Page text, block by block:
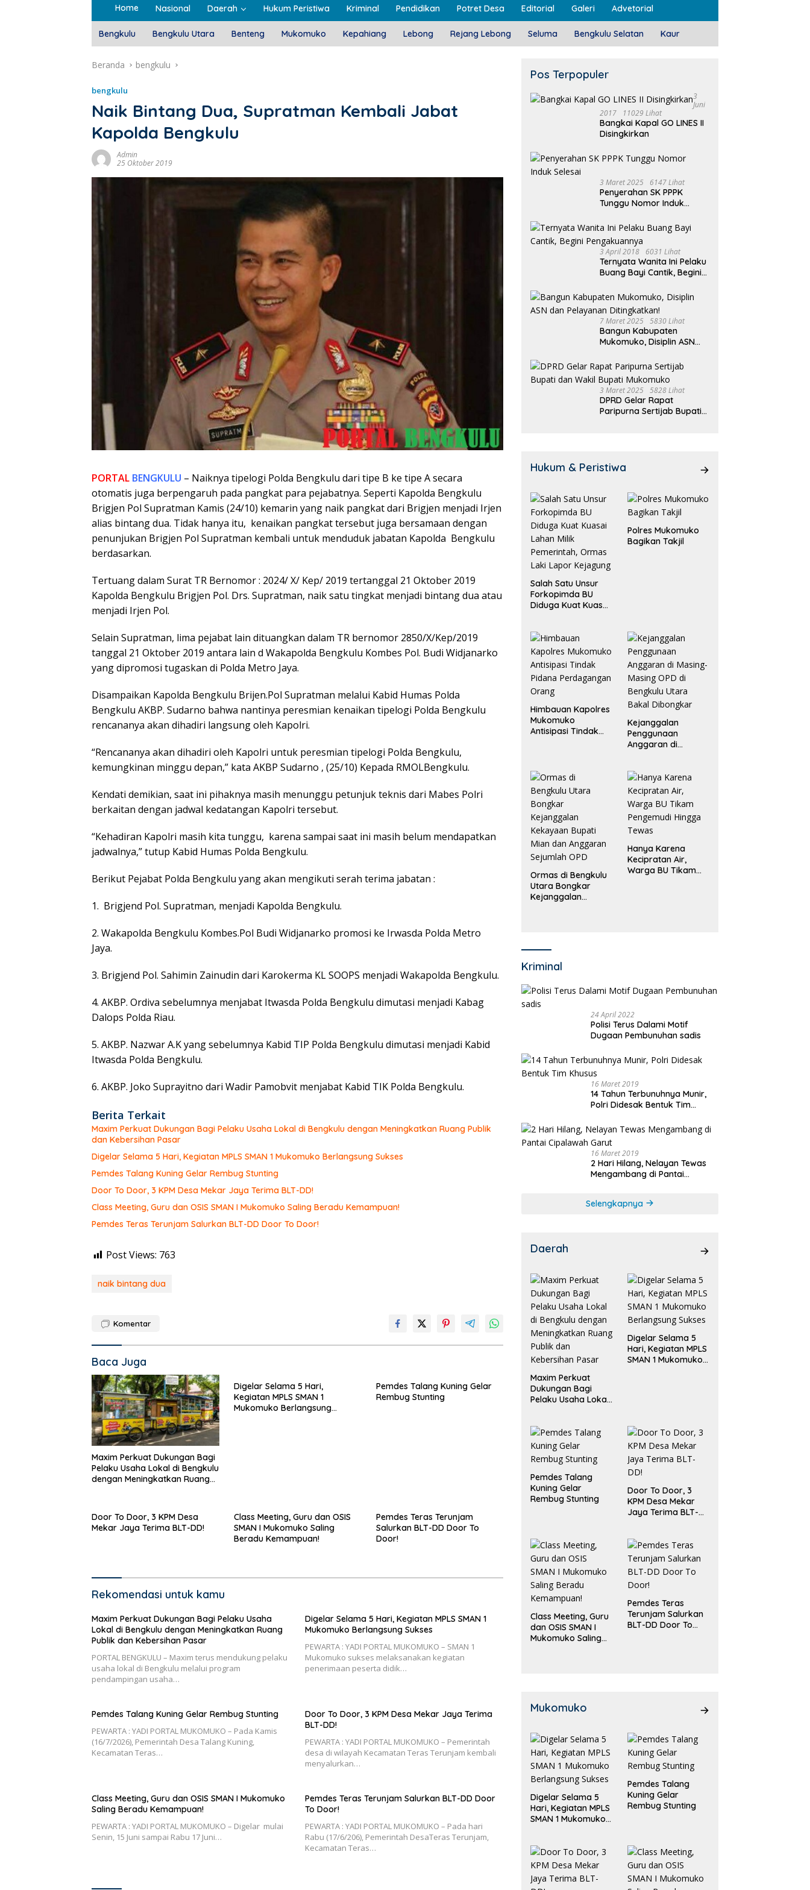
Home Nasional Daerah Hukum Peristiwa Kriminal Pendidikan Potret Desa Editorial Galeri Advetorial
Bengkulu Bengkulu Utara Benteng Mukomuko Kepahiang Lebong Rejang Lebong Seluma Bengkulu Selatan Kaur
Beranda bengkulu
bengkulu
Naik Bintang Dua, Supratman Kembali Jabat
Kapolda Bengkulu
Admin
25 Oktober 2019
PORTAL BENGKULU – Naiknya tipelogi Polda Bengkulu dari tipe B ke tipe A secara
otomatis juga berpengaruh pada pangkat para pejabatnya. Seperti Kapolda Bengkulu
Brigjen Pol Supratman Kamis (24/10) kemarin yang naik pangkat dari Brigjen menjadi Irjen
alias bintang dua. Tidak hanya itu, kenaikan pangkat tersebut juga bersamaan dengan
penunjukan Brigjen Pol Supratman kembali untuk menduduk jabatan Kapolda Bengkulu
berdasarkan.
Tertuang dalam Surat TR Bernomor : 2024/ X/ Kep/ 2019 tertanggal 21 Oktober 2019
Kapolda Bengkulu Brigjen Pol. Drs. Supratman, naik satu tingkat menjadi bintang dua atau
menjadi Irjen Pol.
Selain Supratman, lima pejabat lain dituangkan dalam TR bernomor 2850/X/Kep/2019
tanggal 21 Oktober 2019 antara lain d Wakapolda Bengkulu Kombes Pol. Budi Widjanarko
yang dipromosi tugaskan di Polda Metro Jaya.
Disampaikan Kapolda Bengkulu Brijen.Pol Supratman melalui Kabid Humas Polda
Bengkulu AKBP. Sudarno bahwa nantinya peresmian kenaikan tipelogi Polda Bengkulu
rencananya akan dihadiri langsung oleh Kapolri.
“Rencananya akan dihadiri oleh Kapolri untuk peresmian tipelogi Polda Bengkulu,
kemungkinan minggu depan,” kata AKBP Sudarno , (25/10) Kepada RMOLBengkulu.
Kendati demikian, saat ini pihaknya masih menunggu petunjuk teknis dari Mabes Polri
berkaitan dengan jadwal kedatangan Kapolri tersebut.
“Kehadiran Kapolri masih kita tunggu, karena sampai saat ini masih belum mendapatkan
jadwalnya,” tutup Kabid Humas Polda Bengkulu.
Berikut Pejabat Polda Bengkulu yang akan mengikuti serah terima jabatan :
1. Brigjend Pol. Supratman, menjadi Kapolda Bengkulu.
2. Wakapolda Bengkulu Kombes.Pol Budi Widjanarko promosi ke Irwasda Polda Metro
Jaya.
3. Brigjend Pol. Sahimin Zainudin dari Karokerma KL SOOPS menjadi Wakapolda Bengkulu.
4. AKBP. Ordiva sebelumnya menjabat Itwasda Polda Bengkulu dimutasi menjadi Kabag
Dalops Polda Riau.
5. AKBP. Nazwar A.K yang sebelumnya Kabid TIP Polda Bengkulu dimutasi menjadi Kabid
Itwasda Polda Bengkulu.
6. AKBP. Joko Suprayitno dari Wadir Pamobvit menjabat Kabid TIK Polda Bengkulu.
Berita Terkait
Maxim Perkuat Dukungan Bagi Pelaku Usaha Lokal di Bengkulu dengan Meningkatkan Ruang Publik
dan Kebersihan Pasar
Digelar Selama 5 Hari, Kegiatan MPLS SMAN 1 Mukomuko Berlangsung Sukses
Pemdes Talang Kuning Gelar Rembug Stunting
Door To Door, 3 KPM Desa Mekar Jaya Terima BLT-DD!
Class Meeting, Guru dan OSIS SMAN I Mukomuko Saling Beradu Kemampuan!
Pemdes Teras Terunjam Salurkan BLT-DD Door To Door!
Post Views: 763
naik bintang dua
Komentar
Baca Juga
Maxim Perkuat Dukungan Bagi
Pelaku Usaha Lokal di Bengkulu
dengan Meningkatkan Ruang
Digelar Selama 5 Hari,
Kegiatan MPLS SMAN 1
Mukomuko Berlangsung
Pemdes Talang Kuning Gelar
Rembug Stunting
Door To Door, 3 KPM Desa
Mekar Jaya Terima BLT-DD!
Class Meeting, Guru dan OSIS
SMAN I Mukomuko Saling
Beradu Kemampuan!
Pemdes Teras Terunjam
Salurkan BLT-DD Door To
Door!
Rekomendasi untuk kamu
Maxim Perkuat Dukungan Bagi Pelaku Usaha
Lokal di Bengkulu dengan Meningkatkan Ruang
Publik dan Kebersihan Pasar
PORTAL BENGKULU – Maxim terus mendukung pelaku
usaha lokal di Bengkulu melalui program
pendampingan usaha…
Digelar Selama 5 Hari, Kegiatan MPLS SMAN 1
Mukomuko Berlangsung Sukses
PEWARTA : YADI PORTAL MUKOMUKO – SMAN 1
Mukomuko sukses melaksanakan kegiatan
penerimaan peserta didik…
Pemdes Talang Kuning Gelar Rembug Stunting
PEWARTA : YADI PORTAL MUKOMUKO – Pada Kamis
(16/7/2026), Pemerintah Desa Talang Kuning,
Kecamatan Teras…
Door To Door, 3 KPM Desa Mekar Jaya Terima
BLT-DD!
PEWARTA : YADI PORTAL MUKOMUKO – Pemerintah
desa di wilayah Kecamatan Teras Terunjam kembali
menyalurkan…
Class Meeting, Guru dan OSIS SMAN I Mukomuko
Saling Beradu Kemampuan!
PEWARTA : YADI PORTAL MUKOMUKO – Digelar mulai
Senin, 15 Juni sampai Rabu 17 Juni…
Pemdes Teras Terunjam Salurkan BLT-DD Door
To Door!
PEWARTA : YADI PORTAL MUKOMUKO – Pada hari
Rabu (17/6/206), Pemerintah DesaTeras Terunjam,
Kecamatan Teras…
Pos Terpopuler
3
Juni
2017
11029 Lihat
Bangkai Kapal GO LINES II
Disingkirkan
3 Maret 2025 6147 Lihat
Penyerahan SK PPPK
Tunggu Nomor Induk
3 April 2018 6031 Lihat
Ternyata Wanita Ini Pelaku
Buang Bayi Cantik, Begini
7 Maret 2025 5830 Lihat
Bangun Kabupaten
Mukomuko, Disiplin ASN
Ditingkatkan!
3 Maret 2025 5828 Lihat
DPRD Gelar Rapat
Paripurna Sertijab Bupati
Hukum & Peristiwa
Salah Satu Unsur
Forkopimda BU
Diduga Kuat Kuasai
Laki Lapor
Kejagung
Polres Mukomuko
Bagikan Takjil
Himbauan Kapolres
Mukomuko
Antisipasi Tindak
Kejanggalan
Penggunaan
Anggaran di
Bakal Dibongkar
Ormas di Bengkulu
Utara Bongkar
Kejanggalan
Hanya Karena
Kecipratan Air,
Warga BU Tikam
Kriminal
24 April 2022
Polisi Terus Dalami Motif
Dugaan Pembunuhan sadis
16 Maret 2019
14 Tahun Terbunuhnya Munir,
Polri Didesak Bentuk Tim
16 Maret 2019
2 Hari Hilang, Nelayan Tewas
Mengambang di Pantai
Selengkapnya
Daerah
Maxim Perkuat
Dukungan Bagi
Pelaku Usaha Lokal
Ruang Publik dan
Kebersihan Pasar
Digelar Selama 5
Hari, Kegiatan MPLS
SMAN 1 Mukomuko
Pemdes Talang
Kuning Gelar
Rembug Stunting
Door To Door, 3
KPM Desa Mekar
Jaya Terima BLT-
Class Meeting, Guru
dan OSIS SMAN I
Mukomuko Saling
Pemdes Teras
Terunjam Salurkan
BLT-DD Door To
Mukomuko
Digelar Selama 5
Hari, Kegiatan MPLS
SMAN 1 Mukomuko
Pemdes Talang
Kuning Gelar
Rembug Stunting